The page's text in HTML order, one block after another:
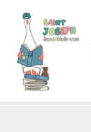
contenu